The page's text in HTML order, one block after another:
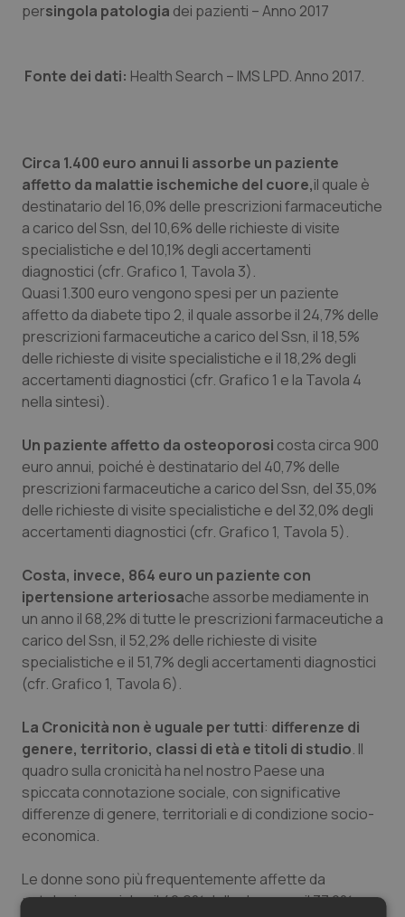
persingola patologia dei pazienti – Anno 2017
Fonte dei dati: Health Search – IMS LPD. Anno 2017.
Circa 1.400 euro annui li assorbe un paziente
affetto da malattie ischemiche del cuore,il quale è
destinatario del 16,0% delle prescrizioni farmaceutiche
a carico del Ssn, del 10,6% delle richieste di visite
specialistiche e del 10,1% degli accertamenti
diagnostici (cfr. Grafico 1, Tavola 3).
Quasi 1.300 euro vengono spesi per un paziente
affetto da diabete tipo 2, il quale assorbe il 24,7% delle
prescrizioni farmaceutiche a carico del Ssn, il 18,5%
delle richieste di visite specialistiche e il 18,2% degli
accertamenti diagnostici (cfr. Grafico 1 e la Tavola 4
nella sintesi).
Un paziente affetto da osteoporosi costa circa 900
euro annui, poiché è destinatario del 40,7% delle
prescrizioni farmaceutiche a carico del Ssn, del 35,0%
delle richieste di visite specialistiche e del 32,0% degli
accertamenti diagnostici (cfr. Grafico 1, Tavola 5).
Costa, invece, 864 euro un paziente con
ipertensione arteriosache assorbe mediamente in
un anno il 68,2% di tutte le prescrizioni farmaceutiche a
carico del Ssn, il 52,2% delle richieste di visite
specialistiche e il 51,7% degli accertamenti diagnostici
(cfr. Grafico 1, Tavola 6).
La Cronicità non è uguale per tutti: differenze di
genere, territorio, classi di età e titoli di studio. Il
quadro sulla cronicità ha nel nostro Paese una
spiccata connotazione sociale, con significative
differenze di genere, territoriali e di condizione socio-
economica.
Le donne sono più frequentemente affette da
patologie croniche, il 42,6% delle donne vs il 37,0%